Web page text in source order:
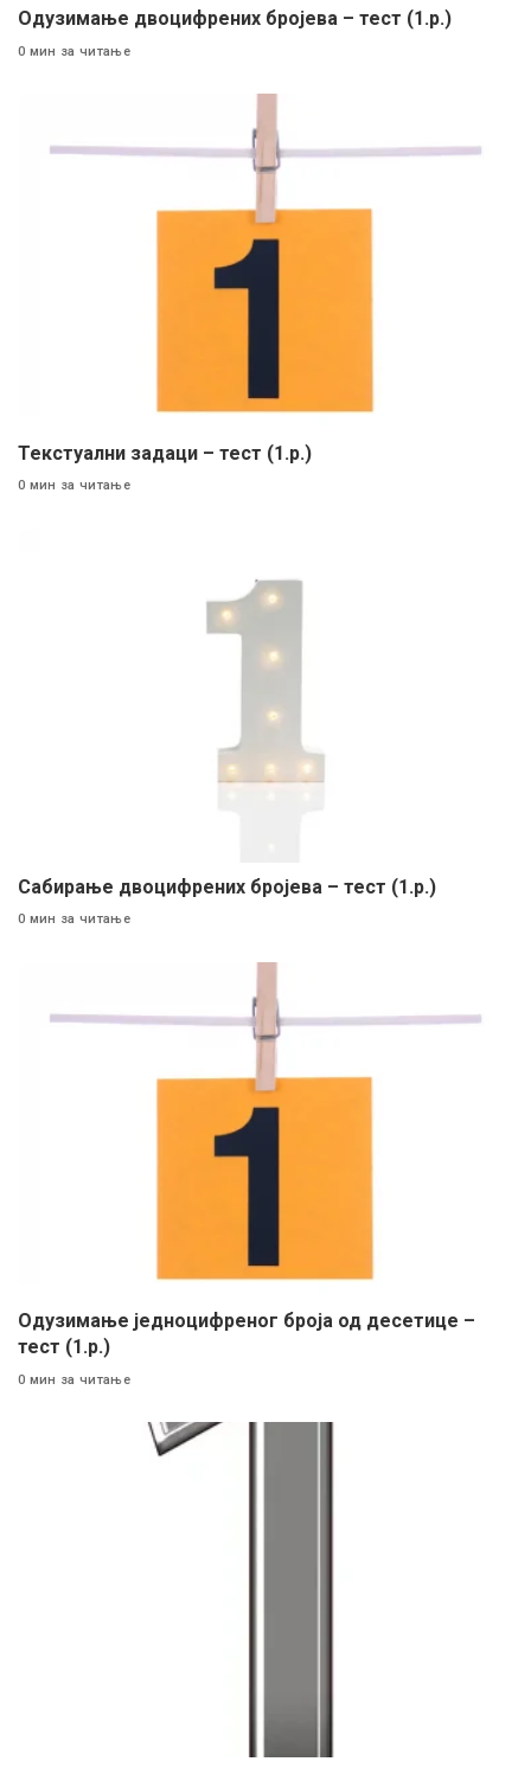
Одузимање двоцифрених бројева – тест (1.р.)
0 мин за читање
Текстуални задаци – тест (1.р.)
0 мин за читање
Сабирање двоцифрених бројева – тест (1.р.)
0 мин за читање
Одузимање једноцифреног броја од десетице –
тест (1.р.)
0 мин за читање